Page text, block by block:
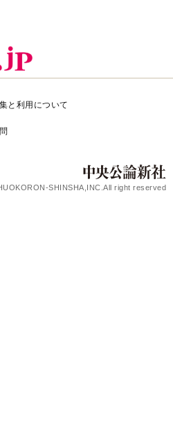
と利用について
SHINSHA,INC.All right reserved